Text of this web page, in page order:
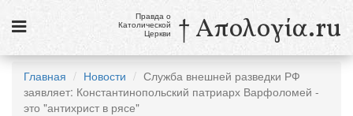
Новости
Правда о
Католической
Церкви † Απολογία.ru
Главная Новости
Служба внешней разведки РФ
заявляет: Константинопольский патриарх Варфоломей -
это "антихрист в рясе"